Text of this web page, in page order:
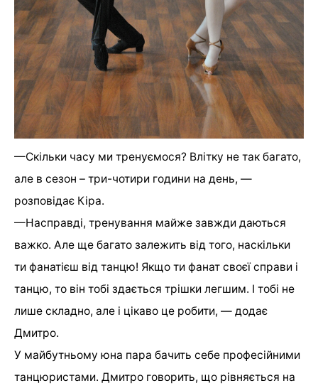
—Скільки часу ми тренуємося? Влітку не так багато,
але в сезон – три-чотири години на день, —
розповідає Кіра.
—Насправді, тренування майже завжди даються
важко. Але ще багато залежить від того, наскільки
ти фанатієш від танцю! Якщо ти фанат своєї справи і
танцю, то він тобі здається трішки легшим. І тобі не
лише складно, але і цікаво це робити, — додає
Дмитро.
У майбутньому юна пара бачить себе професійними
танцюристами. Дмитро говорить, що рівняється на